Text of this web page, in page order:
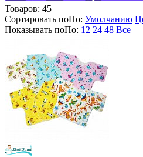
Товаров: 45
Сортировать поПо: Умолчанию
Показывать поПо: 12 24 48 Все